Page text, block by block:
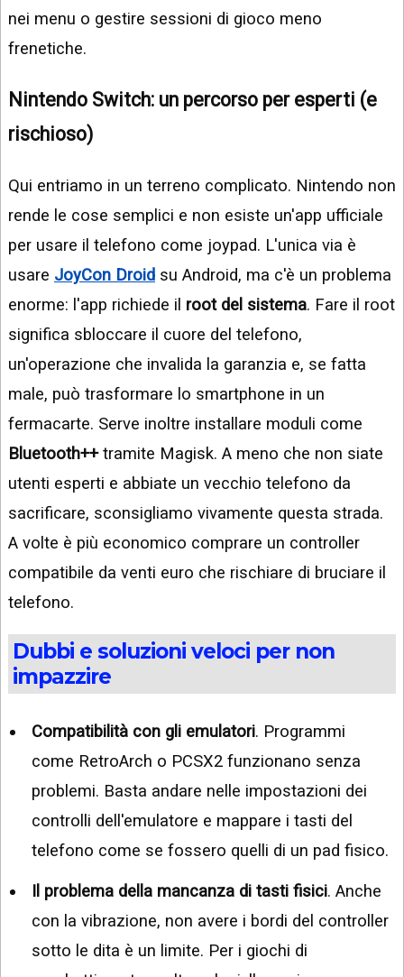
nei menu o gestire sessioni di gioco meno
frenetiche.
Nintendo Switch: un percorso per esperti (e
rischioso)
Qui entriamo in un terreno complicato. Nintendo non
rende le cose semplici e non esiste un'app ufficiale
per usare il telefono come joypad. L'unica via è
usare JoyCon Droid su Android, ma c'è un problema
enorme: l'app richiede il root del sistema. Fare il root
significa sbloccare il cuore del telefono,
un'operazione che invalida la garanzia e, se fatta
male, può trasformare lo smartphone in un
fermacarte. Serve inoltre installare moduli come
Bluetooth++tramite Magisk. A meno che non siate
utenti esperti e abbiate un vecchio telefono da
sacrificare, sconsigliamo vivamente questa strada.
A volte è più economico comprare un controller
compatibile da venti euro che rischiare di bruciare il
telefono.
Dubbi e soluzioni veloci per non
impazzire
Compatibilità con gli emulatori. Programmi
come RetroArch o PCSX2 funzionano senza
problemi. Basta andare nelle impostazioni dei
controlli dell'emulatore e mappare i tasti del
telefono come se fossero quelli di un pad fisico.
Il problema della mancanza di tasti fisici. Anche
con la vibrazione, non avere i bordi del controller
sotto le dita è un limite. Per i giochi di